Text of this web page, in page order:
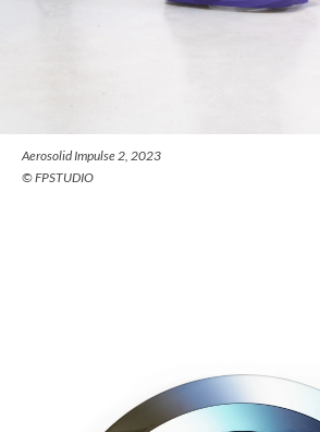
Aerosolid Impulse 2, 2023
© FPSTUDIO